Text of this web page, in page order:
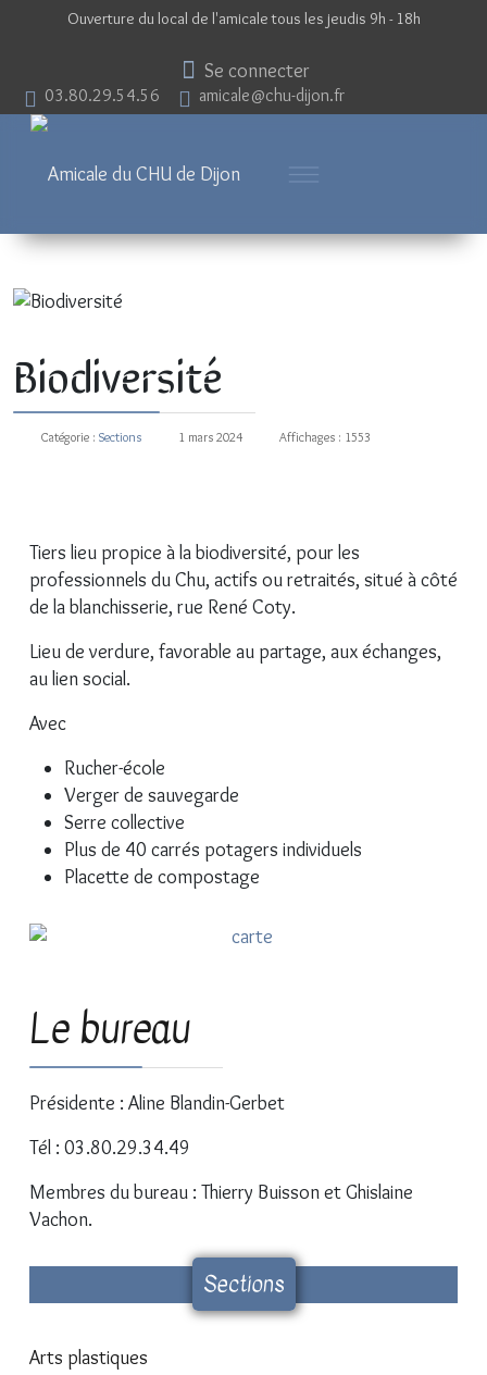
Ouverture du local de l'amicale tous les jeudis 9h - 18h
Se connecter
03.80.29.54.56 amicale@chu-dijon.fr
Biodiversité
Catégorie : Sections 1 mars 2024 Affichages : 1553
Tiers lieu propice à la biodiversité, pour les
professionnels du Chu, actifs ou retraités, situé à côté
de la blanchisserie, rue René Coty.
Lieu de verdure, favorable au partage, aux échanges,
au lien social.
Avec
Rucher-école
Verger de sauvegarde
Serre collective
Plus de 40 carrés potagers individuels
Placette de compostage
Le bureau
Présidente : Aline Blandin-Gerbet
Tél : 03.80.29.34.49
Membres du bureau : Thierry Buisson et Ghislaine
Vachon.
Sections
Arts plastiques